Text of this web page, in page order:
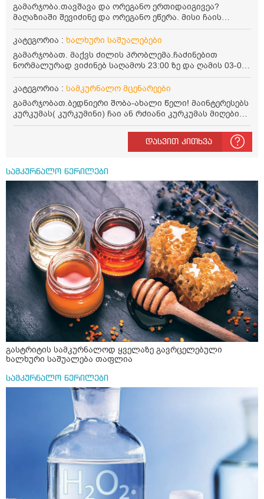
გამარჯობა.თავშავა და ორეგანო ერთიდაიგივეა?
მაღაზიაში შევიძინე და ორეგანო ეწერა. მისი ჩაის
დალევის წესი მაინტერესებს.რისთვის არის კარგი?
წავიკითხე რომ: 1 ჭიქა თბილ წყალში ჩავყაროთ 1 ჩაის
კოვზი დაქუცმაცებული და გამხმარი ორეგანო და
გავაჩეროთ 10-15 წუთი, მივიღოთო ჭამიდან 1-2 საათში.
მიზანი: ანტიოქსიდანტური და ანთების საწინააღმდეგო
თვისება. სწორია ეს ინფორმაცია? უკუჩვენება რა აქვს
და ბრონქულ ასთმას თუ შველის ორეგანოს ჩაი?
კატეგორია : ხალხური საშუალებები
გამარჯობათ. მაქვს ძილის პრობლემა.ჩაძინებით
ნორმალურად ვიძინებ საღამოს 23:00 ზე და ღამის 03-00
ან 04:00 საათზე მეღვიძება და მერე ვერ ვიძინებ
ვერაფრით.რამე ხალხური საშუალება თუ არის ამ
კატეგორია : სამკურნალო მცენარეები
გამარჯობათ.ბედნიერი შობა-ახალი წელი! მაინტერესებს
კურკუმას( კურკუმინი) ჩაი ან რძიანი კურკუმას მიღების
წესი. მაინტერესებდა და წავიკითხე ასეთი ინფორმაცია:
კურკუმას გააჩნია ანთების საწინააღმდეგო,
დამამშვიდებელი და ანტიოქსიდანტური თვისებები.ის
ეფექტურობის მიზნით. 1) პირველი ვარიანტი არის ჩაი:
როგორ მივიღო კურკუმას ჩაი? უზმოზე,ჭამამდე თუ ჭამის
შემდეგ? თბილი წყალი უნდა დავასხათ თუ მდუღარე?
წავიკითხე რომ კურკუმას თუ დავასხამთ მდუღარე
წყალს, ის დაკარგავსო სასარგებლო თვისებებს, ასევე
წავიკითხე რომ თუ არ ადუღდა კურკუმა წყალში, მაშინ
შეიცავო დიდი ოდენობით ოქსალატებს და თირკმელში
გააჩენსო კენჭებს. ზუსტად ვერ გავიგე როგორ
მოვამზადო უსაფრთხოდ. 2) მეორე ვარიანტი
მაინტერესებს რძესთან ერთად მიღება: რძეში ჩავყარო
ერთი სუფრის კოვზის მეოთხედი ფხვნილი კურკუმა და
ჩავყარო ცოტა შავი პილპილი და ავადუღო თუ ჯერ რძე
ავადუღო, ცოტა გათბეს და მერე ჩავყარო კურკუმა? და
საღამოს ვახშამზე რომ მივიღო თუ შეიძლება? P.S მიზანი
არის ანთების საწინააღმდეგო,ანტიოქსიდანტური და
დამამშვიდებელი( მშვიდი ძილისთვის)
დასვით კითხვა
სამკურნალო წერილები
გასტრიტის სამკურნალოდ ყველაზე გავრცელებული
ხალხური საშუალება თაფლია
სამკურნალო წერილები